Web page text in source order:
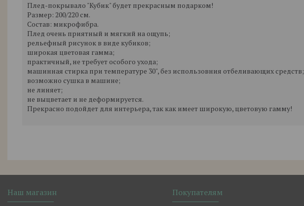
Плед-покрывало "Кубик" будет прекрасным подарком!
Размер: 200/220 см.
Состав: микрофибра.
Плед очень приятный и мягкий на ощупь;
рельефный рисунок в виде кубиков;
широкая цветовая гамма;
практичный, не требует особого ухода;
машинная стирка при температуре 30", без использовния отбеливающих средств;
возможно сушка в машине;
не линяет;
не выцветает и не деформируется.
Прекрасно подойдет для интерьера, так как имеет широкую, цветовую гамму!
Наш магазин Покупателям